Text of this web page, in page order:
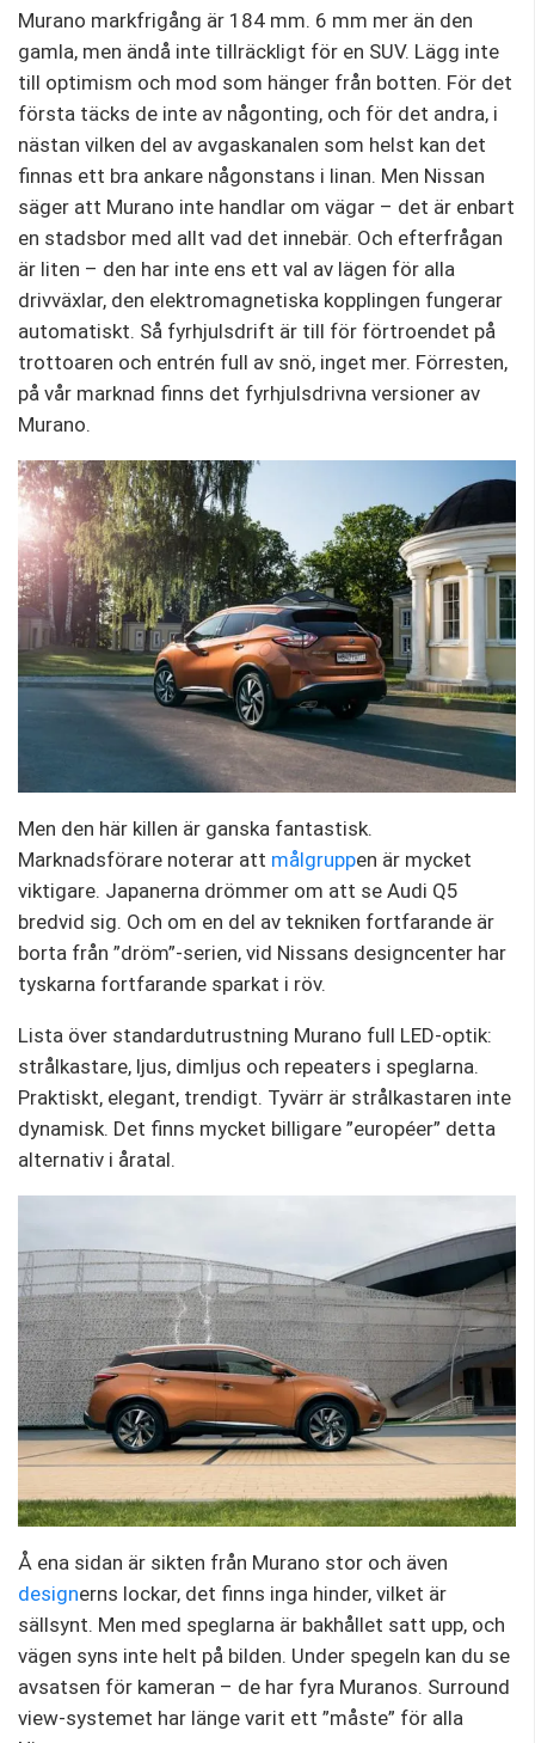
Murano markfrigång är 184 mm. 6 mm mer än den
gamla, men ändå inte tillräckligt för en SUV. Lägg inte
till optimism och mod som hänger från botten. För det
första täcks de inte av någonting, och för det andra, i
nästan vilken del av avgaskanalen som helst kan det
finnas ett bra ankare någonstans i linan. Men Nissan
säger att Murano inte handlar om vägar – det är enbart
en stadsbor med allt vad det innebär. Och efterfrågan
är liten – den har inte ens ett val av lägen för alla
drivväxlar, den elektromagnetiska kopplingen fungerar
automatiskt. Så fyrhjulsdrift är till för förtroendet på
trottoaren och entrén full av snö, inget mer. Förresten,
på vår marknad finns det fyrhjulsdrivna versioner av
Murano.
Men den här killen är ganska fantastisk.
Marknadsförare noterar att målgruppen är mycket
viktigare. Japanerna drömmer om att se Audi Q5
bredvid sig. Och om en del av tekniken fortfarande är
borta från ”dröm”-serien, vid Nissans designcenter har
tyskarna fortfarande sparkat i röv.
Lista över standardutrustning Murano full LED-optik:
strålkastare, ljus, dimljus och repeaters i speglarna.
Praktiskt, elegant, trendigt. Tyvärr är strålkastaren inte
dynamisk. Det finns mycket billigare ”européer” detta
alternativ i åratal.
Å ena sidan är sikten från Murano stor och även
designerns lockar, det finns inga hinder, vilket är
sällsynt. Men med speglarna är bakhållet satt upp, och
vägen syns inte helt på bilden. Under spegeln kan du se
avsatsen för kameran – de har fyra Muranos. Surround
view-systemet har länge varit ett ”måste” för alla